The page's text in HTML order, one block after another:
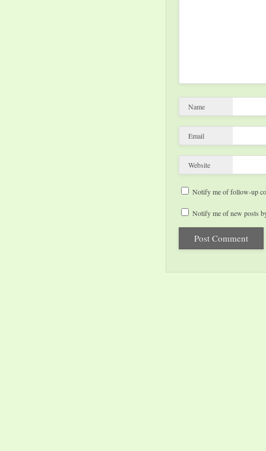
Name
Email
Website
Notify me of follow-up
Notify me of new posts